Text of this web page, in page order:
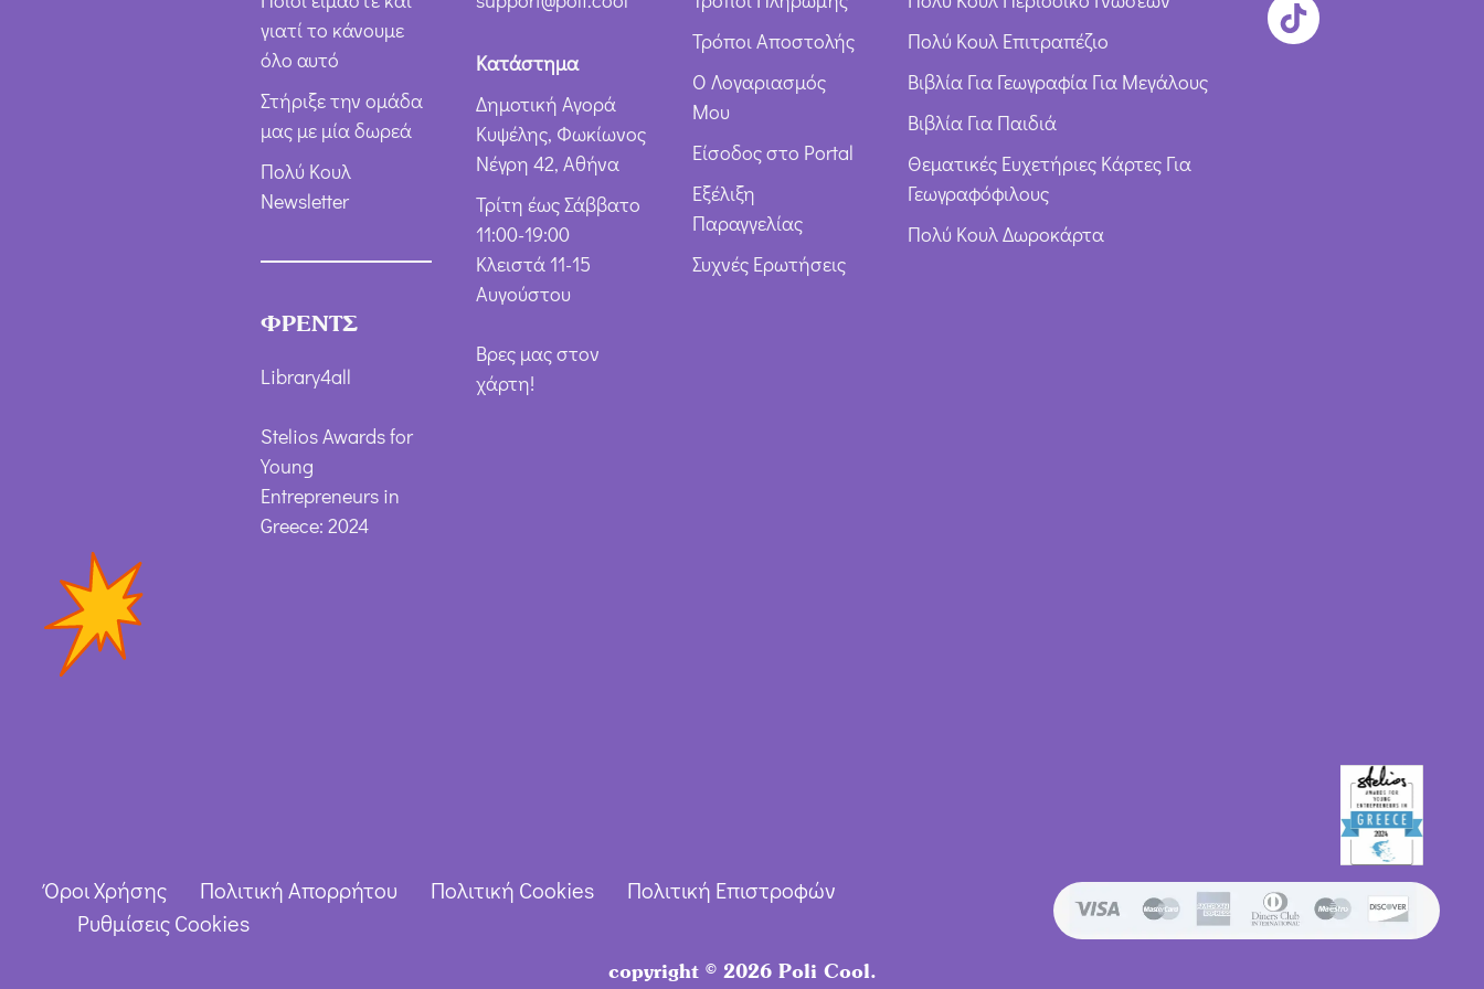
γιατί το κάνουμε
όλο αυτό
Στήριξε την ομάδα
μας με μία δωρεά
Πολύ Κουλ
Newsletter
ΦΡΕΝΤΣ
Library4all
Stelios Awards for
Young
Entrepreneurs in
Greece: 2024
Κατάστημα
Δημοτική Αγορά
Κυψέλης, Φωκίωνος
Νέγρη 42, Αθήνα
Τρίτη έως Σάββατο
11:00-19:00
Κλειστά 11-15
Αυγούστου
Βρες μας στον
χάρτη!
Τρόποι Αποστολής
Ο Λογαριασμός
Μου
Είσοδος στο Portal
Εξέλιξη
Παραγγελίας
Συχνές Ερωτήσεις
Πολύ Κουλ Επιτραπέζιο
Βιβλία Για Γεωγραφία Για Μεγάλους
Βιβλία Για Παιδιά
Θεματικές Ευχετήριες Κάρτες Για
Γεωγραφόφιλους
Πολύ Κουλ Δωροκάρτα
Όροι Χρήσης Πολιτική Απορρήτου Πολιτική Cookies
Πολιτική Επιστροφών
Ρυθμίσεις Cookies
copyright © 2026 Poli Cool.